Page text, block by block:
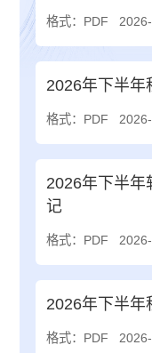
格式：PDF
2026年下半年
格式：PDF
2026年下半年
记
格式：PDF
2026年下半年
格式：PDF